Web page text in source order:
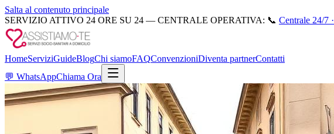
Salta al contenuto principale
SERVIZIO ATTIVO 24 ORE SU 24 — CENTRALE OPERATIVA: 📞 Centrale 24/7 ·
HomeServiziGuideBlogChi siamoFAQConvenzioniDiventa partnerContatti
💬 WhatsAppChiama Ora